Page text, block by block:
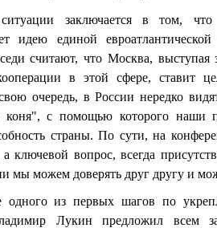
ситуации заключается в том,
идею единой
считают, что Москва,
в этой сфере, ставит
очередь, в России нередко
коня", с помощью которого наши
страны. По сути, на
а ключевой вопрос, всегда
мы можем доверять друг другу и
одного из первых шагов по
Лукин предложил всем